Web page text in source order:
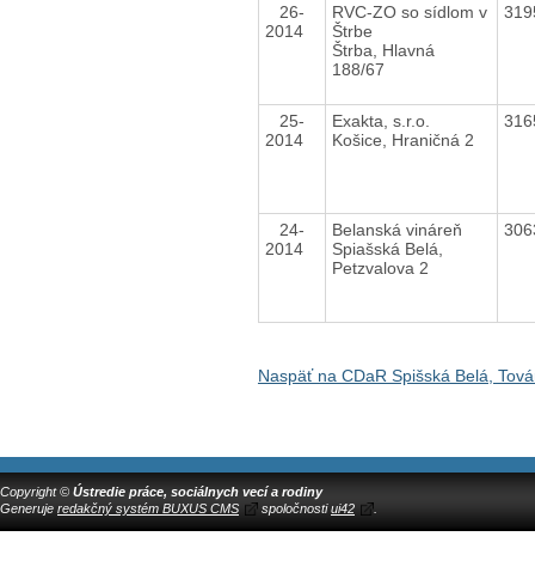
26-
2014
RVC-ZO so sídlom v
Štrbe
Štrba, Hlavná
188/67
25-
2014
Exakta, s.r.o.
Košice, Hraničná 2
24-
2014
Belanská vináreň
Spiašská Belá,
Petzvalova 2
Naspäť na CDaR Spišská Belá,
Copyright © Ústredie práce, sociálnych vecí a rodiny
Generuje redakčný systém BUXUS CMS spoločnostiui42